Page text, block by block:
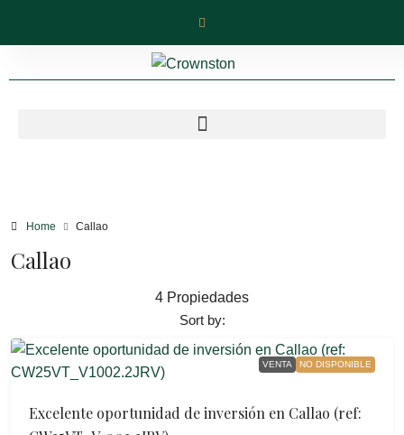
Home Callao
Callao
4 Propiedades
Sort by:
VENTA NO DISPONIBLE
Excelente oportunidad de inversión en Callao (ref: